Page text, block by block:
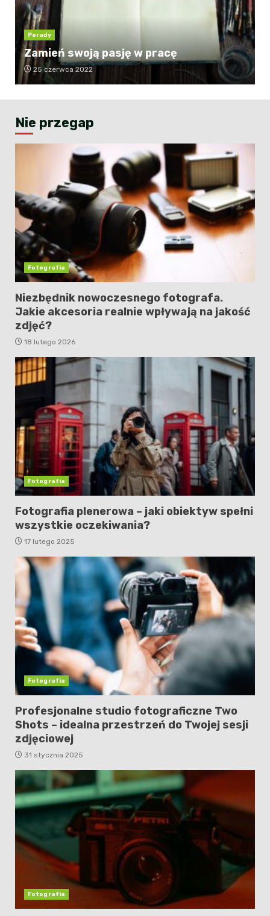
Porady
Zamień swoją pasję w pracę
25 czerwca 2022
Nie przegap
Fotografia
Niezbędnik nowoczesnego fotografa.
Jakie akcesoria realnie wpływają na jakość
zdjęć?
18 lutego 2026
Fotografia
Fotografia plenerowa – jaki obiektyw spełni
wszystkie oczekiwania?
17 lutego 2025
Fotografia
Profesjonalne studio fotograficzne Two
Shots – idealna przestrzeń do Twojej sesji
zdjęciowej
31 stycznia 2025
Fotografia